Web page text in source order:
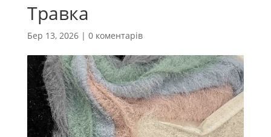
Травка
Бер 13, 2026| 0 коментарів